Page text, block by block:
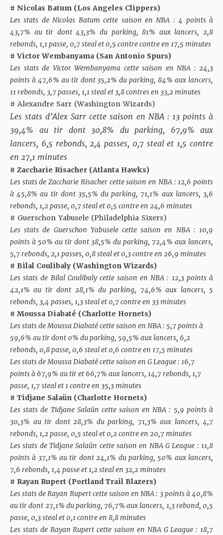
# Nicolas Batum (Los Angeles Clippers)
Les stats de Nicolas Batum cette saison en NBA : 4 points à
43,7% au tir dont 43,3% du parking, 81% aux lancers, 2,8
rebonds, 1,1 passe, 0,7 steal et 0,5 contre contre en 17,5 minutes
# Victor Wembanyama (San Antonio Spurs)
Les stats de Victor Wembanyama cette saison en NBA : 24,3
points à 47,6% au tir dont 35,2% du parking, 84% aux lancers,
11 rebonds, 3,7 passes, 1,1 steal et 3,8 contres en 33,2 minutes
# Alexandre Sarr (Washington Wizards)
Les stats d’Alex Sarr cette saison en NBA : 13 points à
39,4% au tir dont 30,8% du parking, 67,9% aux
lancers, 6,5 rebonds, 2,4 passes, 0,7 steal et 1,5 contre
en 27,1 minutes
# Zaccharie Risacher (Atlanta Hawks)
Les stats de Zaccharie Risacher cette saison en NBA : 12,6 points
à 45,8% au tir dont 35,5% du parking, 71,1% aux lancers, 3,6
rebonds, 1,2 passe, 0,7 steal et 0,5 contre en 24,6 minutes
# Guerschon Yabusele (Philadelphia Sixers)
Les stats de Guerschon Yabusele cette saison en NBA : 10,9
points à 50% au tir dont 38,5% du parking, 72,4% aux lancers,
5,7 rebonds, 2,1 passes, 0,8 steal et 0,3 contre en 26,9 minutes
# Bilal Coulibaly (Washington Wizards)
Les stats de Bilal Coulibaly cette saison en NBA : 12,3 points à
42,1% au tir dont 28,1% du parking, 74,6% aux lancers, 5
rebonds, 3,4 passes, 1,3 steal et 0,7 contre en 33 minutes
# Moussa Diabaté (Charlotte Hornets)
Les stats de Moussa Diabaté cette saison en NBA : 5,7 points à
59,6% au tir dont 0% du parking, 59,5% aux lancers, 6,2
rebonds, 0,8 passe, 0,6 steal et 0,6 contre en 17,5 minutes
Les stats de Moussa Diabaté cette saison en G League : 16,7
points à 67,9% au tir et 66,7% aux lancers, 14,7 rebonds, 1,7
passe, 1,7 steal et 1 contre en 35,3 minutes
# Tidjane Salaün (Charlotte Hornets)
Les stats de Tidjane Salaün cette saison en NBA : 5,9 points à
30,3% au tir dont 28,3% du parking, 71,3% aux lancers, 4,7
rebonds, 1,2 passe, 0,5 steal et 0,2 contre en 20,7 minutes
Les stats de Tidjane Salaün cette saison en NBA G League : 11,8
points à 37,1% au tir dont 24,1% du parking, 50% aux lancers,
7,6 rebonds, 1,4 passe et 1,2 steal en 32,2 minutes
# Rayan Rupert (Portland Trail Blazers)
Les stats de Rayan Rupert cette saison en NBA : 3 points à 40,8%
au tir dont 27,1% du parking, 76,7% aux lancers, 1,3 rebond, 0,5
passe, 0,3 steal et 0,1 contre en 8,8 minutes
Les stats de Rayan Rupert cette saison en NBA G League : 18,7